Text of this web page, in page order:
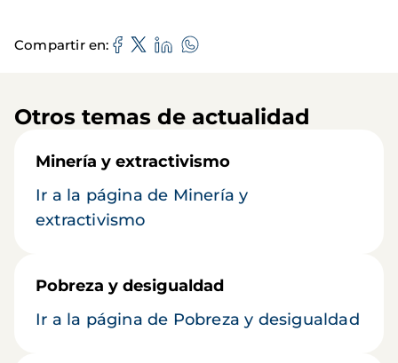
Compartir en
Otros temas de actualidad
Minería y extractivismo
Ir a la página de Minería y
extractivismo
Pobreza y desigualdad
Ir a la página de Pobreza y desigualdad